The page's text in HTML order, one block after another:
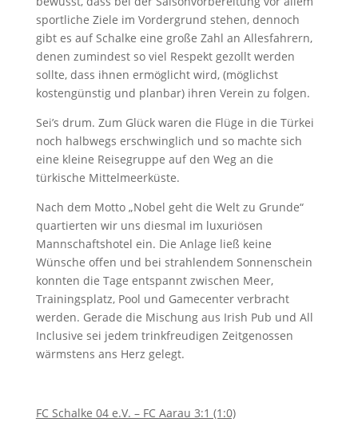
sportliche Ziele im Vordergrund stehen, dennoch
gibt es auf Schalke eine große Zahl an Allesfahrern,
denen zumindest so viel Respekt gezollt werden
sollte, dass ihnen ermöglicht wird, (möglichst
kostengünstig und planbar) ihren Verein zu folgen.
Sei’s drum. Zum Glück waren die Flüge in die Türkei
noch halbwegs erschwinglich und so machte sich
eine kleine Reisegruppe auf den Weg an die
türkische Mittelmeerküste.
Nach dem Motto „Nobel geht die Welt zu Grunde“
quartierten wir uns diesmal im luxuriösen
Mannschaftshotel ein. Die Anlage ließ keine
Wünsche offen und bei strahlendem Sonnenschein
konnten die Tage entspannt zwischen Meer,
Trainingsplatz, Pool und Gamecenter verbracht
werden. Gerade die Mischung aus Irish Pub und All
Inclusive sei jedem trinkfreudigen Zeitgenossen
wärmstens ans Herz gelegt.
FC Schalke 04 e.V. – FC Aarau 3:1 (1:0)